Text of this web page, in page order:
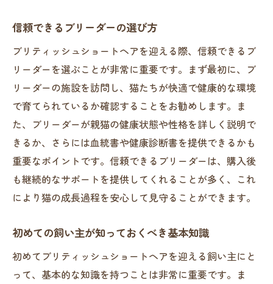
定期的な予防接種と検診の重要性
栄養バランスの取れた食事の提供
適切な運動と遊びを取り入れる方法
健康を保つためのグルーミングの基本
病気や不調の早期発見と対応策
ブリーダーが教えるブリティッシュショートヘ
アの性格を引き出す方法
社交性を育むためのトレーニング
個々の性格を理解し活かす育て方
信頼関係を築くためのコミュニケーション
術
ストレスを軽減しリラックスさせる方法
信頼できるブリーダーの選び方
ブリティッシュショートヘアを迎える際、信頼できるブ
リーダーを選ぶことが非常に重要です。まず最初に、ブ
リーダーの施設を訪問し、猫たちが快適で健康的な環境
で育てられているか確認することをお勧めします。ま
た、ブリーダーが親猫の健康状態や性格を詳しく説明で
きるか、さらには血統書や健康診断書を提供できるかも
重要なポイントです。信頼できるブリーダーは、購入後
も継続的なサポートを提供してくれることが多く、これ
により猫の成長過程を安心して見守ることができます。
初めての飼い主が知っておくべき基本知識
初めてブリティッシュショートヘアを迎える飼い主にと
って、基本的な知識を持つことは非常に重要です。ま